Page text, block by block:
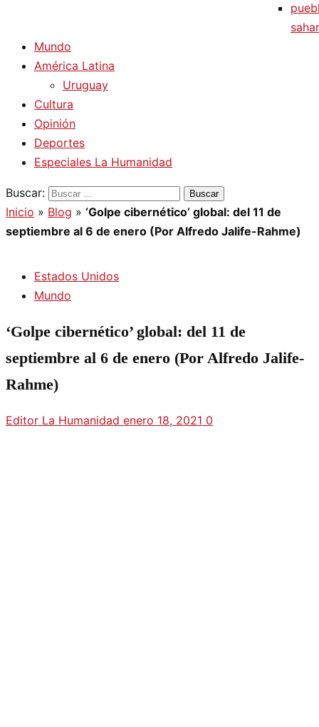
Mundo
América Latina
Uruguay
Cultura
Opinión
Deportes
Especiales La Humanidad
Buscar:
Inicio » Blog » ‘Golpe cibernético’ global: del 11 de
septiembre al 6 de enero (Por Alfredo Jalife-Rahme)
Estados Unidos
Mundo
‘Golpe cibernético’ global: del 11 de
septiembre al 6 de enero (Por Alfredo Jalife-
Rahme)
Editor La Humanidad enero 18, 2021 0